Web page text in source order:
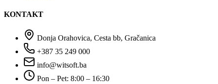
KONTAKT
Donja Orahovica, Cesta bb, Gračanica
+387 35 249 000
info@witsoft.ba
Pon – Pet: 8:00 – 16:30